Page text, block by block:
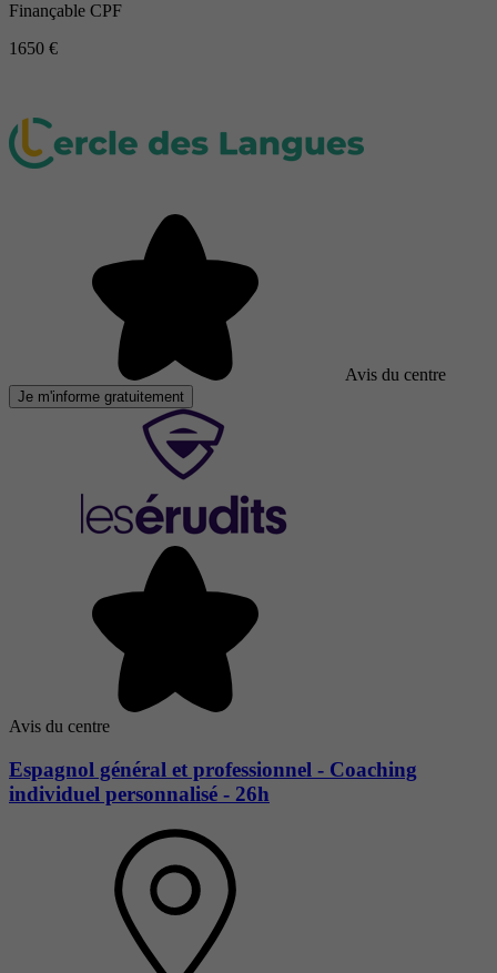
Finançable CPF
1650 €
Avis du centre
Je m'informe gratuitement
Avis du centre
Espagnol général et professionnel - Coaching
individuel personnalisé - 26h